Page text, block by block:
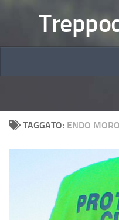
TAGGATO: ENDO